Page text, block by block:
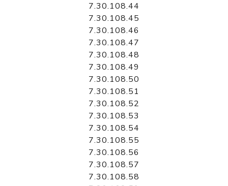
7.30.108.44
7.30.108.45
7.30.108.46
7.30.108.47
7.30.108.48
7.30.108.49
7.30.108.50
7.30.108.51
7.30.108.52
7.30.108.53
7.30.108.54
7.30.108.55
7.30.108.56
7.30.108.57
7.30.108.58